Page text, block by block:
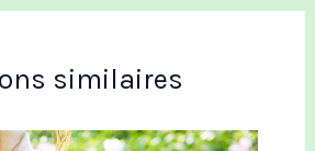
similaires